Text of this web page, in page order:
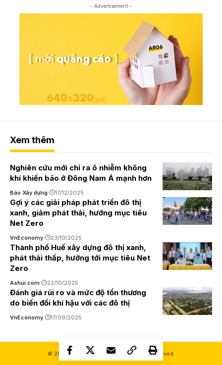
- Advertisement -
Xem thêm
Nghiên cứu mới chỉ ra ô nhiễm không
khí khiến bão ở Đông Nam Á mạnh hơn
Báo Xây dựng 17/12/2025
Gợi ý các giải pháp phát triển đô thị
xanh, giảm phát thải, hướng mục tiêu
Net Zero
VnEconomy 23/10/2025
Thành phố Huế xây dựng đô thị xanh,
phát thải thấp, hướng tới mục tiêu Net
Zero
Ashui.com 22/10/2025
Đánh giá rủi ro và mức độ tổn thương
do biến đổi khí hậu với các đô thị
VnEconomy 17/09/2025
© 2000-2026 Ashui.com. All Rights Reserved.